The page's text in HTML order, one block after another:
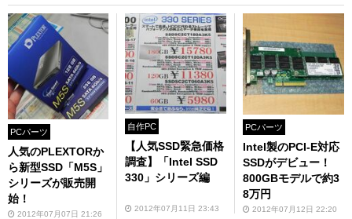
PCパーツ
人気のPLEXTORか
ら新型SSD「M5S」
シリーズが販売開
始！
2012年07月07日 21:26
自作PC
【人気SSD緊急価格
調査】「Intel SSD
330」シリーズ編
2012年07月11日 23:43
PCパーツ
Intel製のPCI-E対応
SSDがデビュー！
800GBモデルで約3
8万円
2012年07月12日 22:20